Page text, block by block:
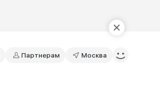
Партнерам Москва